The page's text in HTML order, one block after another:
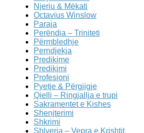
Njeriu & Mëkati
Octavius Winslow
Paraja
Perëndia – Triniteti
Përmbledhje
Perndjekja
Predikime
Predikimi
Profesioni
Pyetje & Përgjigje
Qielli – Ringjallja e trupi
Sakramentet e Kishes
Shenjterimi
Shkrimi
Shlyerja – Vepra e Krishtit